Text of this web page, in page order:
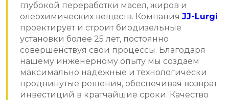
глубокой переработки масел, жиров и
олеохимических веществ. Компания JJ-Lurgi
проектирует и строит биодизельные
установки более 25 лет, постоянно
совершенствуя свои процессы. Благодаря
нашему инженерному опыту мы создаем
максимально надежные и технологически
продвинутые решения, обеспечивая возврат
инвестиций в кратчайшие сроки. Качество